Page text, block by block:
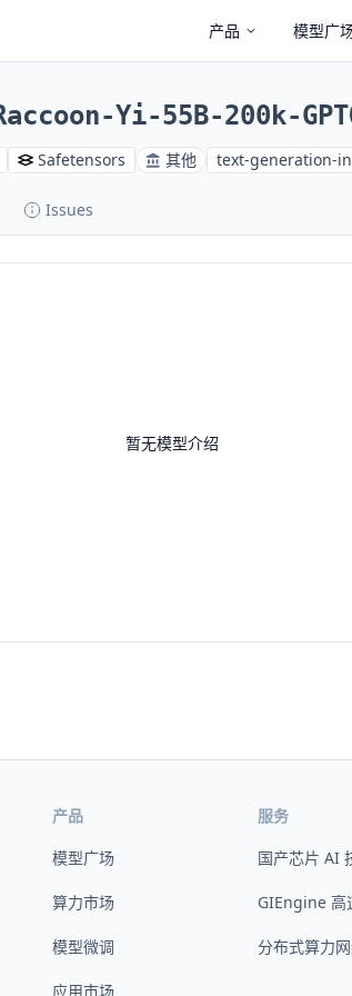
产品 模型广
Yi-55B-200k-
Safetensors 其他 text-generation-
Issues
暂无模型介绍
产品
模型广场
算力市场
模型微调
应用市场
服务
国产芯片 AI
GIEngine 高
分布式算力